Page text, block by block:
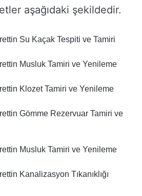
aşağıdaki şekildedir.
Su Kaçak Tespiti ve Tamiri
Musluk Tamiri ve Yenileme
Klozet Tamiri ve Yenileme
Gömme Rezervuar Tamiri ve
Musluk Tamiri ve Yenileme
Kanalizasyon Tıkanıklığı